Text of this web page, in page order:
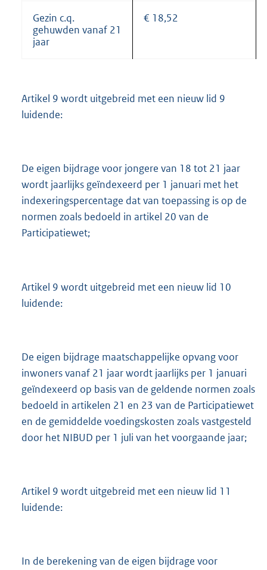
Gezin c.q.
gehuwden vanaf 21
jaar
€ 18,52
Artikel 9 wordt uitgebreid met een nieuw lid 9
luidende:
De eigen bijdrage voor jongere van 18 tot 21 jaar
wordt jaarlijks geïndexeerd per 1 januari met het
indexeringspercentage dat van toepassing is op de
normen zoals bedoeld in artikel 20 van de
Participatiewet;
Artikel 9 wordt uitgebreid met een nieuw lid 10
luidende:
De eigen bijdrage maatschappelijke opvang voor
inwoners vanaf 21 jaar wordt jaarlijks per 1 januari
geïndexeerd op basis van de geldende normen zoals
bedoeld in artikelen 21 en 23 van de Participatiewet
en de gemiddelde voedingskosten zoals vastgesteld
door het NIBUD per 1 juli van het voorgaande jaar;
Artikel 9 wordt uitgebreid met een nieuw lid 11
luidende:
In de berekening van de eigen bijdrage voor